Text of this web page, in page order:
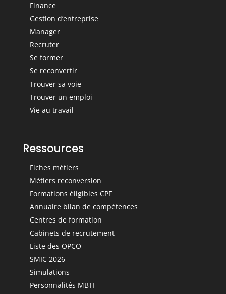
Finance
Gestion d’entreprise
Manager
Recruter
Se former
Se reconvertir
Trouver sa voie
Trouver un emploi
Vie au travail
Ressources
Fiches métiers
Métiers reconversion
Formations éligibles CPF
Annuaire bilan de compétences
Centres de formation
Cabinets de recrutement
Liste des OPCO
SMIC 2026
Simulations
Personnalités MBTI